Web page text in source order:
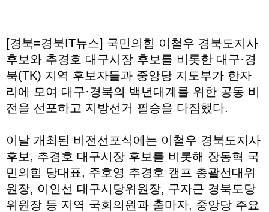
[경북=경북IT뉴스] 국민의힘 이철우 경북도지사
후보와 추경호 대구시장 후보를 비롯한 대구·경
북(TK) 지역 후보자들과 중앙당 지도부가 한자
리에 모여 대구·경북의 백년대계를 위한 공동 비
전을 선포하고 지방선거 필승을 다짐했다.
이날 개최된 비전선포식에는 이철우 경북도지사
후보, 추경호 대구시장 후보를 비롯해 장동혁 국
민의힘 당대표, 주호영 추경호 캠프 총괄선대위
원장, 이인선 대구시당위원장, 구자근 경북도당
위원장 등 지역 국회의원과 출마자, 중앙당 주요